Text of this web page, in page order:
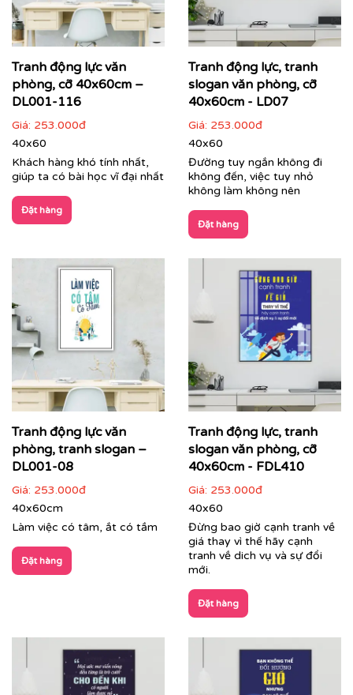
Printek thi công tranh động lực theo yêu cầu cho
khách hàng
Tranh động lực & Tranh slogan:Những câu nói truyền
cảm hứng, những thông điệp kinh doanh cốt lõi được
thiết kế với phong cách typography hiện đại, mạnh mẽ.
Đây là giải pháp hoàn hảo để thúc đẩy tinh thần làm
việc, gắn kết đội ngũ và nhắc nhở nhân viên về mục tiêu
chung mỗi ngày.
Cận cảnh tranh động lực do Printek sản xuất
Tranh động lực văn
phòng, cỡ 40x60cm –
DL001-116
Giá: 253.000đ
40x60
Khách hàng khó tính nhất,
giúp ta có bài học vĩ đại nhất
Đặt hàng
Tranh động lực, tranh
slogan văn phòng, cỡ
40x60cm - LD07
Giá: 253.000đ
40x60
Đường tuy ngắn không đi
không đến, việc tuy nhỏ
không làm không nên
Đặt hàng
Tranh động lực văn
phòng, tranh slogan –
DL001-08
Giá: 253.000đ
40x60cm
Làm việc có tâm, ắt có tầm
Đặt hàng
Tranh động lực, tranh
slogan văn phòng, cỡ
40x60cm - FDL410
Giá: 253.000đ
40x60
Đừng bao giờ cạnh tranh về
giá thay vì thế hãy cạnh
tranh về dich vụ và sự đổi
mới.
Đặt hàng